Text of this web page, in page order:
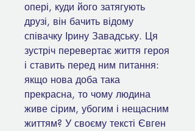
опері, куди його затягують
друзі, він бачить відому
співачку Ірину Завадську. Ця
зустріч перевертає життя героя
і ставить перед ним питання:
якщо нова доба така
прекрасна, то чому людина
живе сірим, убогим і нещасним
життям? У своєму тексті Євген